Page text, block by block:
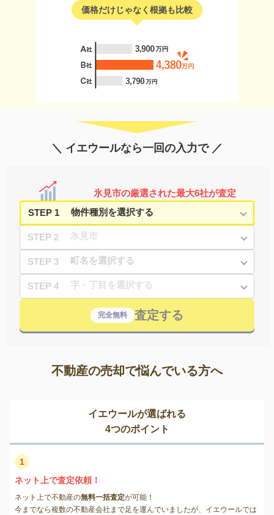
価格だけじゃなく根拠も比較
＼ イエウールなら一回の入力で ／
氷見市の厳選された最大6社が査定
STEP 1
STEP 2
STEP 3
STEP 4
完全無料 査定する
不動産の売却で悩んでいる方へ
イエウールが選ばれる
4つのポイント
1
ネット上で査定依頼！
ネット上で不動産の無料一括査定が可能！
今までなら複数の不動産会社まで足を運んでいましたが、イエウールでは